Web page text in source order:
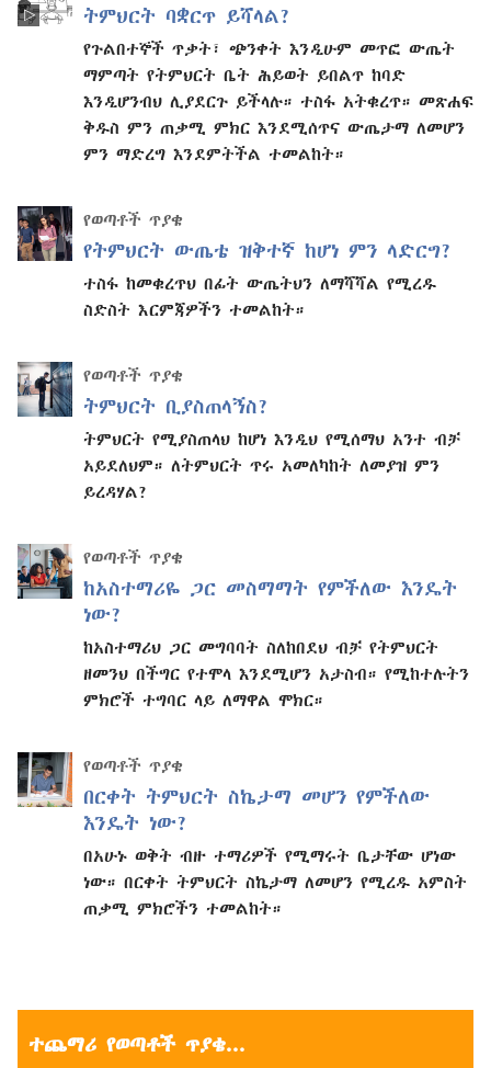
ትምህርት ባቋርጥ ይሻላል?
የጉልበተኞች ጥቃት፣ ጭንቀት እንዲሁም መጥፎ ውጤት
ማምጣት የትምህርት ቤት ሕይወት ይበልጥ ከባድ
እንዲሆንብህ ሊያደርጉ ይችላሉ። ተስፋ አትቁረጥ። መጽሐፍ
ቅዱስ ምን ጠቃሚ ምክር እንደሚሰጥና ውጤታማ ለመሆን
ምን ማድረግ እንደምትችል ተመልከት።
የወጣቶች ጥያቄ
የትምህርት ውጤቴ ዝቅተኛ ከሆነ ምን ላድርግ?
ተስፋ ከመቁረጥህ በፊት ውጤትህን ለማሻሻል የሚረዱ
ስድስት እርምጃዎችን ተመልከት።
የወጣቶች ጥያቄ
ትምህርት ቢያስጠላኝስ?
ትምህርት የሚያስጠላህ ከሆነ እንዲህ የሚሰማህ አንተ ብቻ
አይደለህም። ለትምህርት ጥሩ አመለካከት ለመያዝ ምን
ይረዳሃል?
የወጣቶች ጥያቄ
ከአስተማሪዬ ጋር መስማማት የምችለው እንዴት
ነው?
ከአስተማሪህ ጋር መግባባት ስለከበደህ ብቻ የትምህርት
ዘመንህ በችግር የተሞላ እንደሚሆን አታስብ። የሚከተሉትን
ምክሮች ተግባር ላይ ለማዋል ሞክር።
የወጣቶች ጥያቄ
በርቀት ትምህርት ስኬታማ መሆን የምችለው
እንዴት ነው?
በአሁኑ ወቅት ብዙ ተማሪዎች የሚማሩት ቤታቸው ሆነው
ነው። በርቀት ትምህርት ስኬታማ ለመሆን የሚረዱ አምስት
ጠቃሚ ምክሮችን ተመልከት።
ተጨማሪ የወጣቶች ጥያቄ...